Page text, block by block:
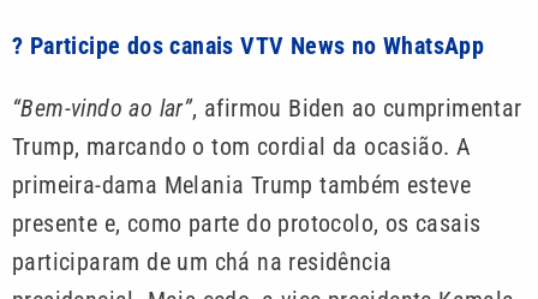
? Participe dos canais VTV News no WhatsApp
“Bem-vindo ao lar”, afirmou Biden ao cumprimentar
Trump, marcando o tom cordial da ocasião. A
primeira-dama Melania Trump também esteve
presente e, como parte do protocolo, os casais
participaram de um chá na residência